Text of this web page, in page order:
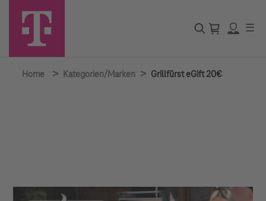
☰
Home > Kategorien/Marken > Grillfürst eGift 20€